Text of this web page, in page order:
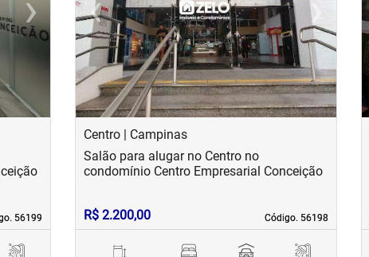
Next
56199
56199
Previous Next
Centro | Campinas
Código. 56198
Código. 56198
Salão para alugar no Centro no
condomínio Centro Empresarial Conceição
R$ 2.200,00